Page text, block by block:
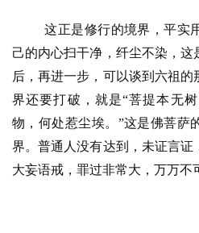
这正是修行的境界，平实
己的内心扫干净，纤尘不染，这
后，再进一步，可以谈到六祖
界还要打破，就是“菩提本无
物，何处惹尘埃。”这是佛菩萨
界。普通人没有达到，未证言
大妄语戒，罪过非常大，万万不